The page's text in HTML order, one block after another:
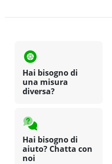
Hai bisogno di
una misura
diversa?
Hai bisogno di
aiuto? Chatta con
noi